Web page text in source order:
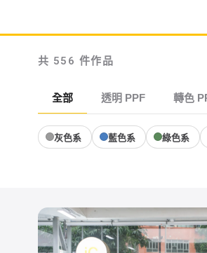
Dust Yellow
共 556 件作品
全部 透明 PPF 轉色
灰色系 藍色系 綠色系